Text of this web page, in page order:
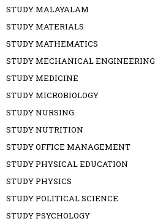
STUDY MALAYALAM
STUDY MATERIALS
STUDY MATHEMATICS
STUDY MECHANICAL ENGINEERING
STUDY MEDICINE
STUDY MICROBIOLOGY
STUDY NURSING
STUDY NUTRITION
STUDY OFFICE MANAGEMENT
STUDY PHYSICAL EDUCATION
STUDY PHYSICS
STUDY POLITICAL SCIENCE
STUDY PSYCHOLOGY